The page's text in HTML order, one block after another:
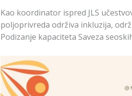
Kao koordinator ispred JLS
poljoprivreda održiva inkluzija,
Podizanje kapaciteta Saveza